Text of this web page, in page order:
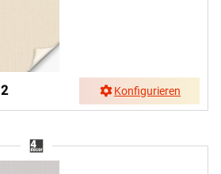
2 Konfigurieren